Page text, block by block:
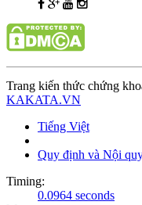
Trang kiến thức chứng
KAKATA.VN
Tiếng Việt
Quy định và Nội
Timing:
0.0964 seconds